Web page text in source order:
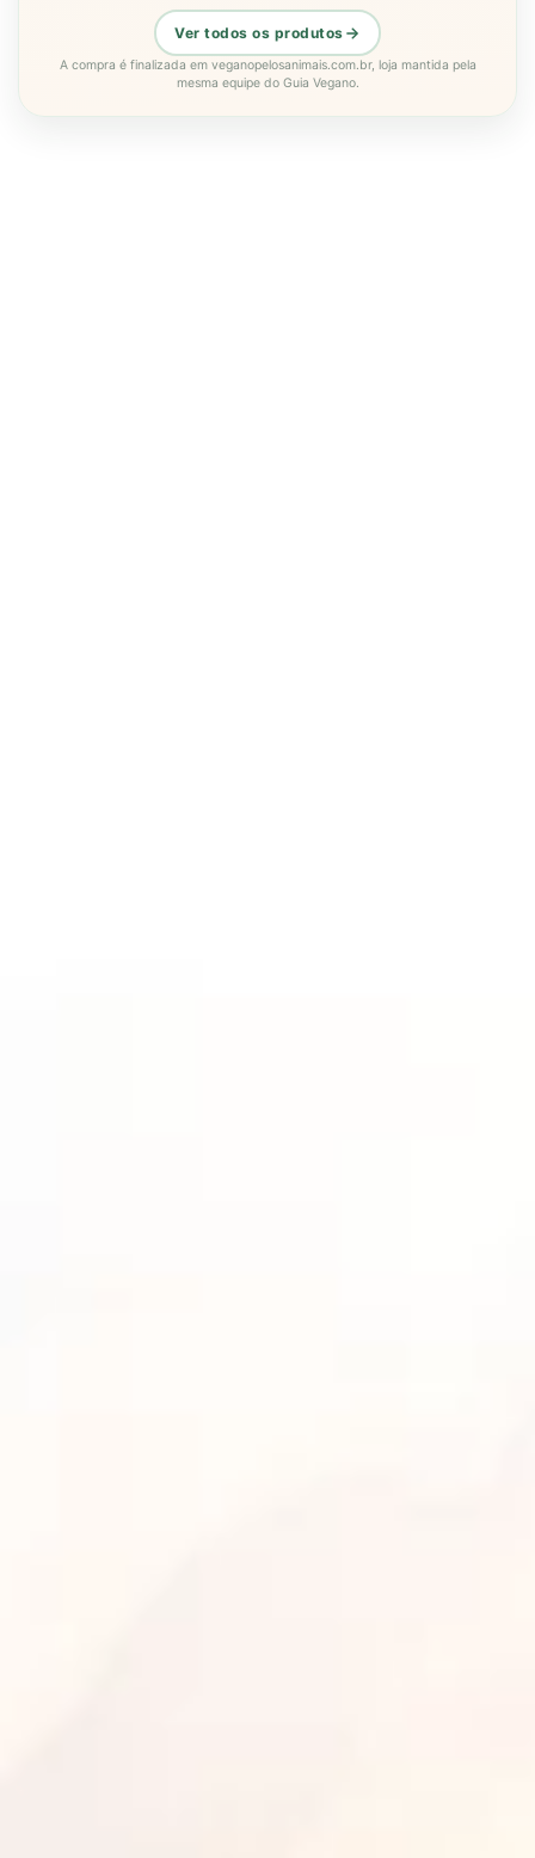
Ver todos os produtos
A compra é finalizada em veganopelosanimais.com.br, loja mantida pela
mesma equipe do Guia Vegano.